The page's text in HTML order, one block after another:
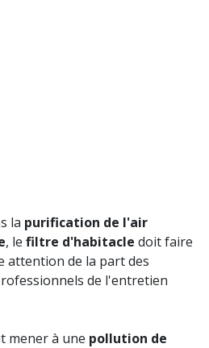
la purification de l'air
, le filtre d'habitacle doit faire
attention de la part des
de l'entretien
mener à une pollution de